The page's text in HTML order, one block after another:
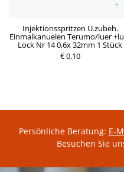
Injektionsspritzen U.zubeh.
Einmalkanuelen Terumo/luer
Lock Nr 14 0,6x 32mm 1 Stück
€ 0,10
e
P
e
g
l
i
Persönliche Beratung: E-
Besuchen Sie